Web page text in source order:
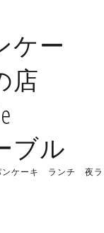
ケー
店
ブル
ンケーキ ランチ 夜ラ